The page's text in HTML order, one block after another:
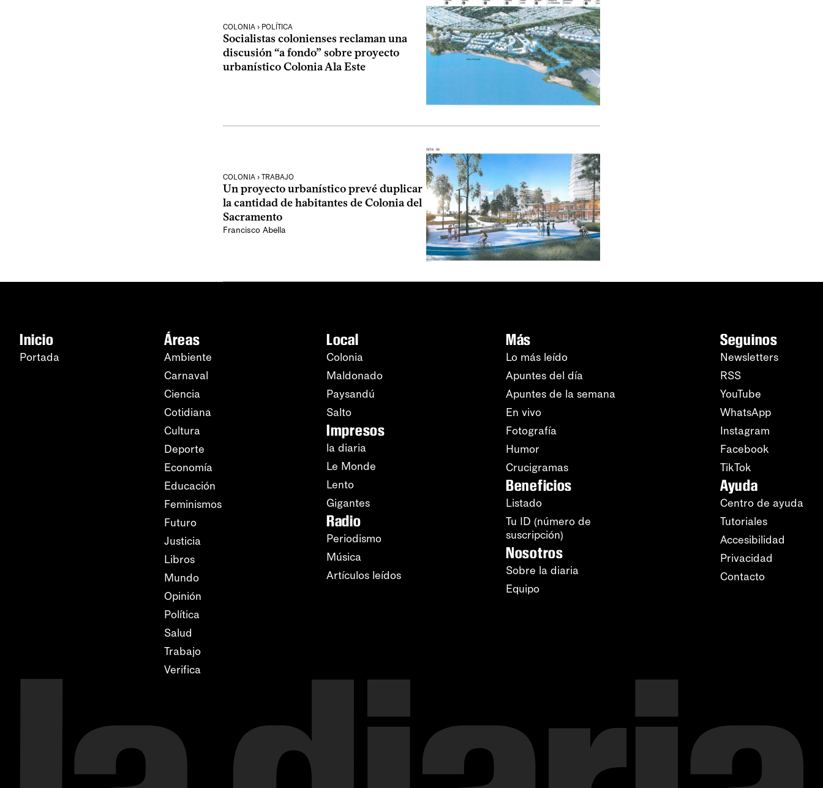
COLONIA › POLÍTICA
Socialistas colonienses reclaman una
discusión “a fondo” sobre proyecto
urbanístico Colonia Ala Este
COLONIA › TRABAJO
Un proyecto urbanístico prevé duplicar
la cantidad de habitantes de Colonia del
Sacramento
Francisco Abella
Inicio
Portada
Áreas
Ambiente
Carnaval
Ciencia
Cotidiana
Cultura
Deporte
Economía
Educación
Feminismos
Futuro
Justicia
Libros
Mundo
Opinión
Política
Salud
Trabajo
Verifica
Local
Colonia
Maldonado
Paysandú
Salto
Impresos
la diaria
Le Monde
Lento
Gigantes
Radio
Periodismo
Música
Artículos leídos
Más
Lo más leído
Apuntes del día
Apuntes de la semana
En vivo
Fotografía
Humor
Crucigramas
Beneficios
Listado
Tu ID (número de
suscripción)
Nosotros
Sobre la diaria
Equipo
Seguinos
Newsletters
RSS
YouTube
WhatsApp
Instagram
Facebook
TikTok
Ayuda
Centro de ayuda
Tutoriales
Accesibilidad
Privacidad
Contacto